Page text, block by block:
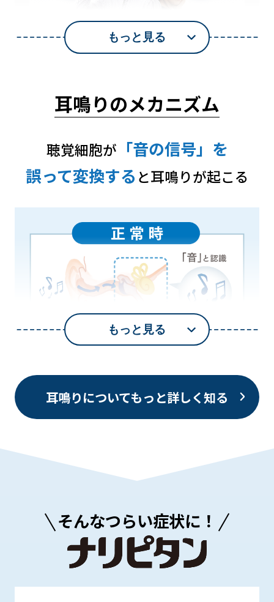
聴覚細胞の機能が低下し、
耳鳴り発症
耳鳴りは、耳の奥の「血流不足」が原因の1つ
と言われています。日常で感じているストレス
や疲労で自律神経が乱れると、耳の奥の血流が
滞り
「血流不足」や「むくみ」が生じます。
ると、聴覚細胞の機能が低下し、耳鳴りが起こ
耳鳴りのメカニズム
聴覚細胞が 「音の信号」を
誤って変換する と耳鳴りが起こる
耳鳴りについてもっと詳しく知る
そんなつらい症状に！